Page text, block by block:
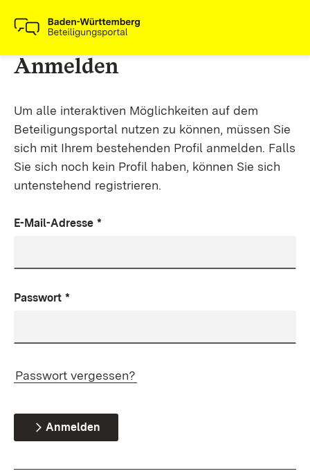
Anmelden
Um alle interaktiven Möglichkeiten auf dem
Beteiligungsportal nutzen zu können, müssen Sie
sich mit Ihrem bestehenden Profil anmelden. Falls
Sie sich noch kein Profil haben, können Sie sich
untenstehend registrieren.
E-Mail-Adresse *
Passwort *
Passwort vergessen?
Anmelden